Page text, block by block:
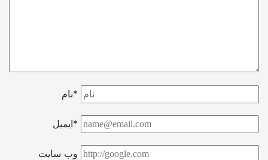
نام*
ایمیل*
وب سایت